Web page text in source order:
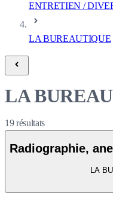
ENTRETIEN /
LA BUREAUTIQUE
LA
19résultats
Radiographie,
LA